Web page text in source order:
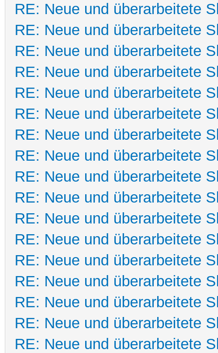
RE: Neue und überarbeitete
RE: Neue und überarbeitete
RE: Neue und überarbeitete
RE: Neue und überarbeitete
RE: Neue und überarbeitete
RE: Neue und überarbeitete
RE: Neue und überarbeitete
RE: Neue und überarbeitete
RE: Neue und überarbeitete
RE: Neue und überarbeitete
RE: Neue und überarbeitete
RE: Neue und überarbeitete
RE: Neue und überarbeitete
RE: Neue und überarbeitete
RE: Neue und überarbeitete
RE: Neue und überarbeitete
RE: Neue und überarbeitete